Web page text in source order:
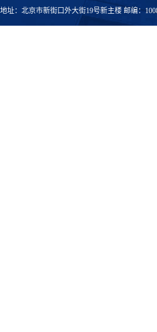
地址：北京市新街口外大街19号新主楼 邮编：